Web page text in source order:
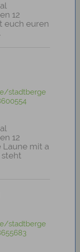
12
euch euren
stadtberge
12
Laune mit a
steht
stadtberge